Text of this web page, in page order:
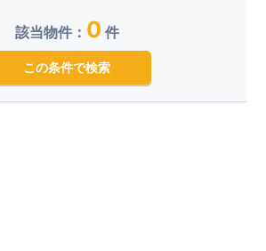
該当物件： 0 件
この条件で検索